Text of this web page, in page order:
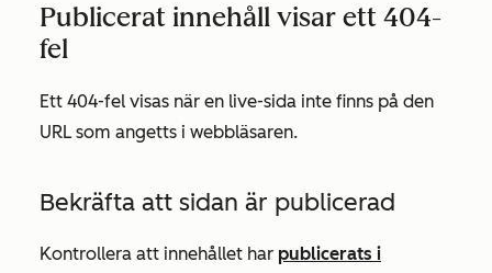
Publicerat innehåll visar ett 404-
fel
Ett 404-fel visas när en live-sida inte finns på den
URL som angetts i webbläsaren.
Bekräfta att sidan är publicerad
Kontrollera att innehållet har publicerats i